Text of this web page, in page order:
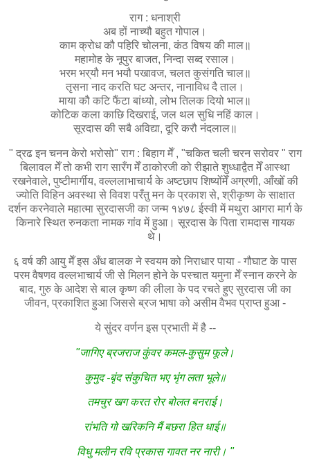
राग : धनाश्री
अब हों नाच्यौ बहुत गोपाल।
काम क्रोध कौ पहिरि चोलना, कंठ विषय की माल॥
महामोह के नूपुर बाजत, निन्दा सब्द रसाल।
भरम भर्‌यौ मन भयौ पखावज, चलत कुसंगति चाल॥
तृसना नाद करति घट अन्तर, नानाविध दै ताल।
माया कौ कटि फैंटा बांध्यो, लोभ तिलक दियो भाल॥
कोटिक कला काछि दिखराई, जल थल सुधि नहिं काल।
सूरदास की सबै अविद्या, दूरि करौ नंदलाल॥
" द्रढ इन चनन केरो भरोसो" राग : बिहाग मेँ , "चकित चली चरन सरोवर " राग
बिलावल मेँ तो कभी राग सारँग मेँ ठाकोरजी को रीझाते शुध्धाद्वैत मेँ आस्था
रखनेवाले, पुष्टीमार्गीय, वल्ललाभाचार्य के अष्टछाप शिष्योँमेँ अग्रणी, आँखोँ की
ज्योति विहिन अवस्था से विवश परँतु मन के प्रकाश से, श्रीकृष्ण के साक्षात
दर्शन करनेवाले महात्मा सुरदासजी का जन्म १४७८ ईस्वी में मथुरा आगरा मार्ग के
किनारे स्थित रुनकता नामक गांव में हुआ। सूरदास के पिता रामदास गायक
थे।
६ वर्ष की आयु मेँ इस अँध बालक ने स्वयम को निराधार पाया - गौघाट के पास
परम वैषणव वल्लभाचार्य जी से मिलन होने के पस्चात यमुना मेँ स्नान करने के
बाद, गुरु के आदेश से बाल कृष्ण की लीला के पद रचते हुए सुरदास जी का
जीवन, प्रकाशित हुआ जिससे ब्रज भाषा को असीम वैभव प्राप्त हुआ -
ये सुंदर वर्णन इस प्रभाती में है --
"जागिए ब्रजराज कुंवर कमल-कुसुम फूले।
कुमुद -बृंद संकुचित भए भृंग लता भूले॥
तमचुर खग करत रोर बोलत बनराई।
रांभति गो खरिकनि मैं बछरा हित धाई॥
विधु मलीन रवि प्रकास गावत नर नारी। "